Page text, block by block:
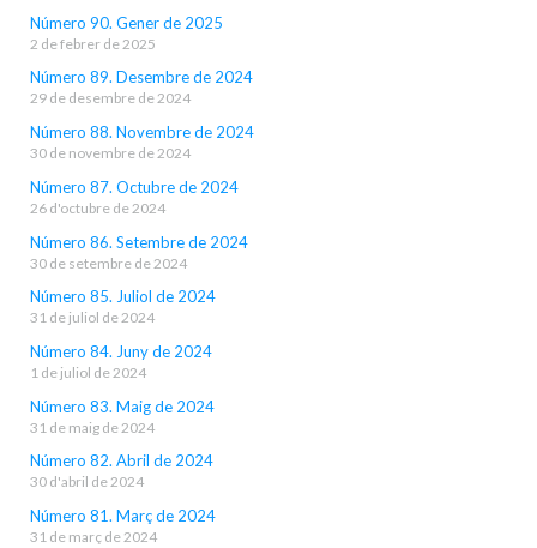
Número 90. Gener de 2025
2 de febrer de 2025
Número 89. Desembre de 2024
29 de desembre de 2024
Número 88. Novembre de 2024
30 de novembre de 2024
Número 87. Octubre de 2024
26 d'octubre de 2024
Número 86. Setembre de 2024
30 de setembre de 2024
Número 85. Juliol de 2024
31 de juliol de 2024
Número 84. Juny de 2024
1 de juliol de 2024
Número 83. Maig de 2024
31 de maig de 2024
Número 82. Abril de 2024
30 d'abril de 2024
Número 81. Març de 2024
31 de març de 2024